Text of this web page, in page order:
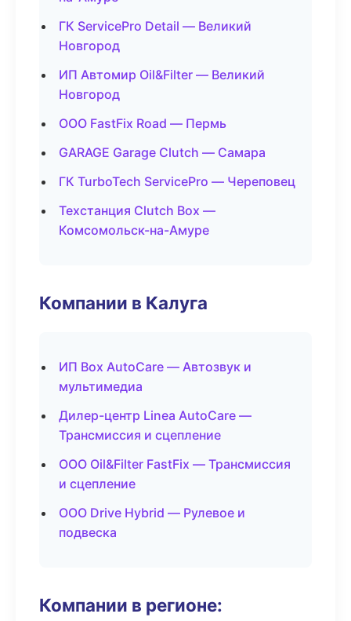
ГК ServicePro Detail — Великий
Новгород
ИП Автомир Oil&Filter — Великий
Новгород
ООО FastFix Road — Пермь
GARAGE Garage Clutch — Самара
ГК TurboTech ServicePro — Череповец
Техстанция Clutch Box —
Комсомольск-на-Амуре
Компании в Калуга
ИП Box AutoCare — Автозвук и
мультимедиа
Дилер-центр Linea AutoCare —
Трансмиссия и сцепление
ООО Oil&Filter FastFix — Трансмиссия
и сцепление
ООО Drive Hybrid — Рулевое и
подвеска
Компании в регионе: